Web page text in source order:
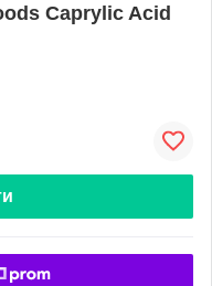
Caprylic Acid